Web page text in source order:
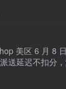
美区 6 月 8
送延迟不扣分